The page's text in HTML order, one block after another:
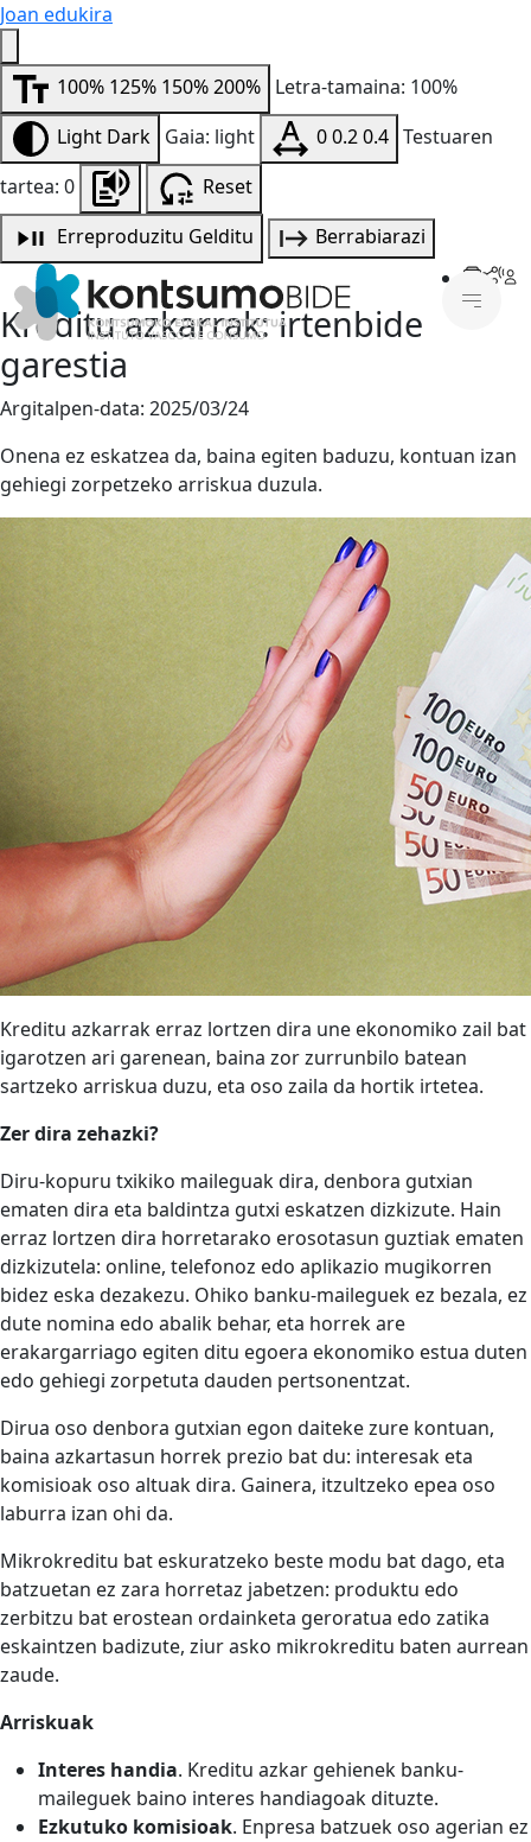
Joan edukira
100% 125% 150%200% Letra-tamaina: 100%
Light Dark Gaia: light 00.20.4 Testuaren
tartea: 0
Reset
Erreproduzitu Gelditu Berrabiarazi
Kreditu azkarrak: irtenbide
garestia
Argitalpen-data: 2025/03/24
Onena ez eskatzea da, baina egiten baduzu, kontuan izan
gehiegi zorpetzeko arriskua duzula.
Kreditu azkarrak erraz lortzen dira une ekonomiko zail bat
igarotzen ari garenean, baina zor zurrunbilo batean
sartzeko arriskua duzu, eta oso zaila da hortik irtetea.
Zer dira zehazki?
Diru-kopuru txikiko maileguak dira, denbora gutxian
ematen dira eta baldintza gutxi eskatzen dizkizute. Hain
erraz lortzen dira horretarako erosotasun guztiak ematen
dizkizutela: online, telefonoz edo aplikazio mugikorren
bidez eska dezakezu. Ohiko banku-maileguek ez bezala, ez
dute nomina edo abalik behar, eta horrek are
erakargarriago egiten ditu egoera ekonomiko estua duten
edo gehiegi zorpetuta dauden pertsonentzat.
Dirua oso denbora gutxian egon daiteke zure kontuan,
baina azkartasun horrek prezio bat du: interesak eta
komisioak oso altuak dira. Gainera, itzultzeko epea oso
laburra izan ohi da.
Mikrokreditu bat eskuratzeko beste modu bat dago, eta
batzuetan ez zara horretaz jabetzen: produktu edo
zerbitzu bat erostean ordainketa geroratua edo zatika
eskaintzen badizute, ziur asko mikrokreditu baten aurrean
zaude.
Arriskuak
Interes handia. Kreditu azkar gehienek banku-
maileguek baino interes handiagoak dituzte.
Ezkutuko komisioak. Enpresa batzuek oso agerian ez